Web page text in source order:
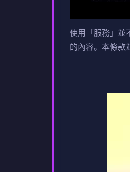
使用「服務」並
的內容。本條款